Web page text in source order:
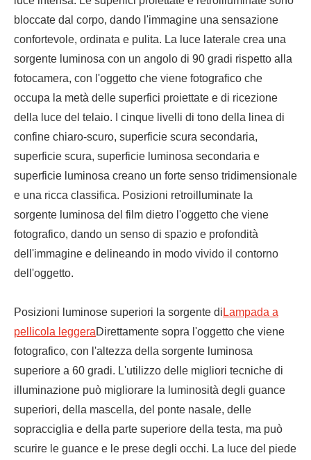
bloccate dal corpo, dando l'immagine una sensazione
confortevole, ordinata e pulita. La luce laterale crea una
sorgente luminosa con un angolo di 90 gradi rispetto alla
fotocamera, con l'oggetto che viene fotografico che
occupa la metà delle superfici proiettate e di ricezione
della luce del telaio. I cinque livelli di tono della linea di
confine chiaro-scuro, superficie scura secondaria,
superficie scura, superficie luminosa secondaria e
superficie luminosa creano un forte senso tridimensionale
e una ricca classifica. Posizioni retroilluminate la
sorgente luminosa del film dietro l'oggetto che viene
fotografico, dando un senso di spazio e profondità
dell'immagine e delineando in modo vivido il contorno
dell'oggetto.
Posizioni luminose superiori la sorgente di Lampada a
pellicola leggeraDirettamente sopra l'oggetto che viene
fotografico, con l'altezza della sorgente luminosa
superiore a 60 gradi. L'utilizzo delle migliori tecniche di
illuminazione può migliorare la luminosità degli guance
superiori, della mascella, del ponte nasale, delle
sopracciglia e della parte superiore della testa, ma può
scurire le guance e le prese degli occhi. La luce del piede